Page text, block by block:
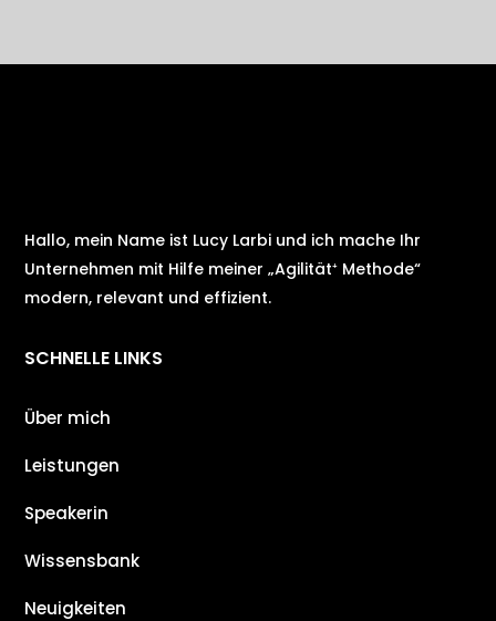
Hallo, mein Name ist Lucy Larbi und ich mache Ihr
Unternehmen mit Hilfe meiner „Agilität⁺ Methode“
modern, relevant und effizient.
SCHNELLE LINKS
Über mich
Leistungen
Speakerin
Wissensbank
Neuigkeiten